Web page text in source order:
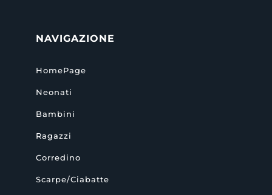
NAVIGAZIONE
HomePage
Neonati
Bambini
Ragazzi
Corredino
Scarpe/Ciabatte